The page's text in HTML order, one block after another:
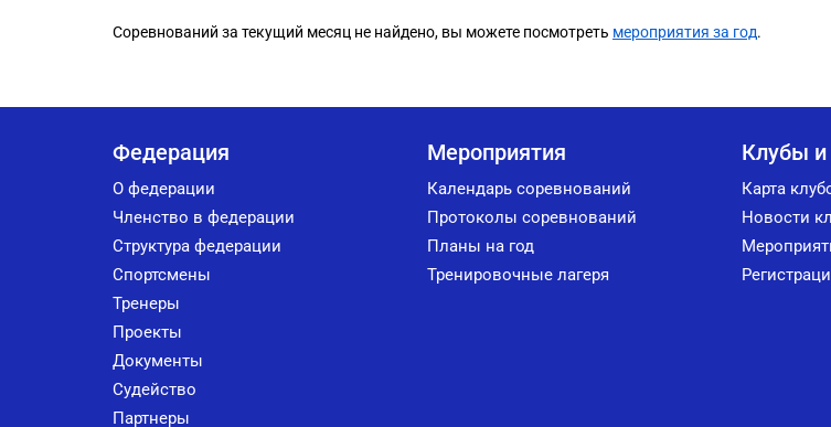
Соревнований за текущий месяц не найдено, вы можете посмотреть мероприятия за год.
Федерация
О федерации
Членство в федерации
Структура федерации
Спортсмены
Тренеры
Проекты
Документы
Судейство
Партнеры
Мероприятия
Календарь соревнований
Протоколы соревнований
Планы на год
Тренировочные лагеря
Клубы
Карта
Новости